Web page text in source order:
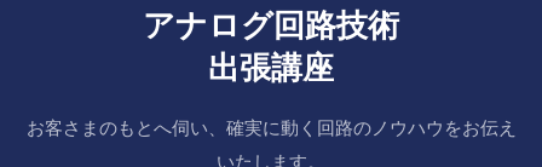
アナログ回路技術
出張講座
お客さまのもとへ伺い、確実に動く回路のノウハウをお伝え
いたします。